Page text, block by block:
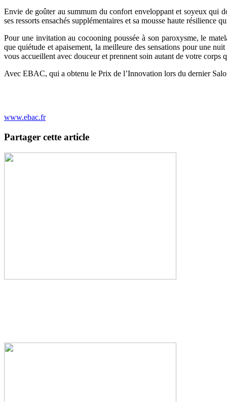
Envie de goûter au summum du confort enveloppant et soyeux qui
ses ressorts ensachés supplémentaires et sa mousse haute résilience
Pour une invitation au cocooning poussée à son paroxysme, le
que quiétude et apaisement, la meilleure des sensations pour une
vous accueillent avec douceur et prennent soin autant de votre corps
Avec EBAC, qui a obtenu le Prix de l’Innovation lors du dernier
www.ebac.fr
Partager cette article